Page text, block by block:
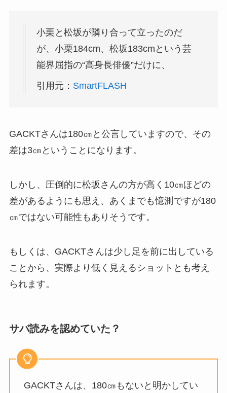
小栗と松坂が隣り合って立ったのだ
が、小栗184cm、松坂183cmという芸
能界屈指の“高身長俳優”だけに、
引用元： SmartFLASH
GACKTさんは180㎝と公言していますので、その
差は3㎝ということになります。
しかし、圧倒的に松坂さんの方が高く10㎝ほどの
差があるようにも思え、あくまでも憶測ですが180
㎝ではない可能性もありそうです。
もしくは、GACKTさんは少し足を前に出している
ことから、実際より低く見えるショットとも考え
られます。
サバ読みを認めていた？
GACKTさんは、180㎝もないと明かしてい